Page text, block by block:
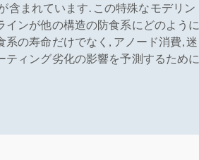
含まれています. この特殊なモデリン
インが他の構造の防食系にどのように
の寿命だけでなく, アノード消費, 迷
ティング劣化の影響を予測するために